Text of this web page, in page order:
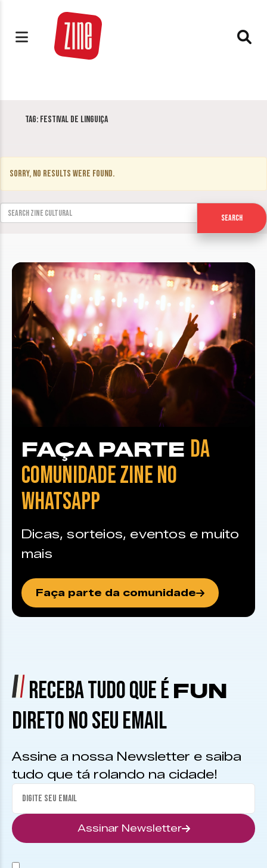
Tag: Festival de Linguiça
Sorry, no results were found.
Search for:
Search
FAÇA PARTE DA
COMUNIDADE ZINE NO
WHATSAPP
Dicas, sorteios, eventos e muito
mais
Faça parte da comunidade
RECEBA TUDO QUE É FUN
DIRETO NO SEU EMAIL
Assine a nossa Newsletter e saiba
tudo que tá rolando na cidade!
Assinar Newsletter